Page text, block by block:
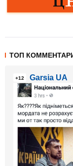
ТОП
+12 Garsia UA